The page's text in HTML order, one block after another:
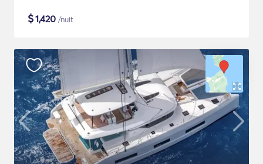
$1,420 /nuit